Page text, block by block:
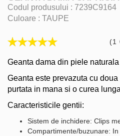
Codul produsului : 7239C9164
Culoare : TAUPE
(1
Geanta dama din piele
Geanta este prevazuta cu
purtata in mana si o curea
Caracteristicile gentii:
Sistem de inchidere: Clips
Compartimente/buzunare: